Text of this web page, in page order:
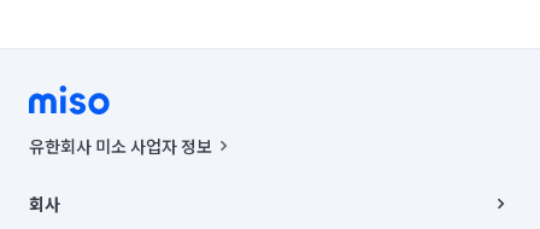
유한회사 미소 사업자 정보
00019 |
회사